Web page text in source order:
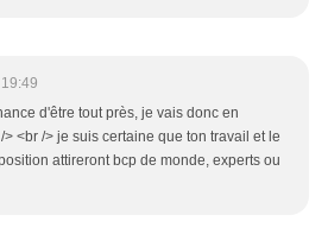
d'être tout près, je vais donc en
> <br /> je suis certaine que ton travail et le
attireront bcp de monde, experts ou